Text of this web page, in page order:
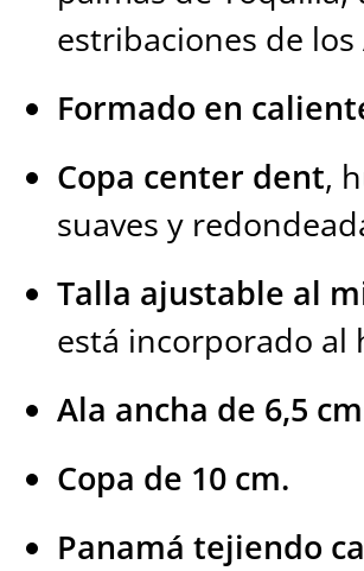
estribaciones de los
Formado en
Copa center dent,
suaves y
Talla ajustable al
está incorporado
Ala ancha de 6,5
Copa de 10 cm.
Panamá tejiendo